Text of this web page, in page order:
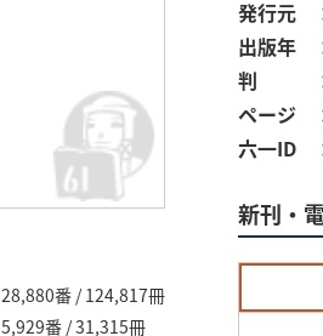
28,880番 / 124,817冊
5,929番 / 31,315冊
発行元
出版年
判
ページ
六一ID
新刊・